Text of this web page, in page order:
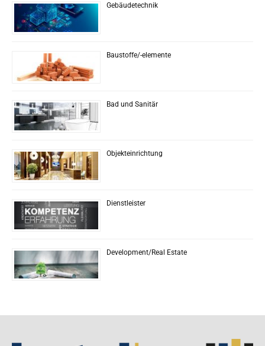
Gebäudetechnik
Baustoffe/-elemente
Bad und Sanitär
Objekteinrichtung
Dienstleister
Development/Real Estate